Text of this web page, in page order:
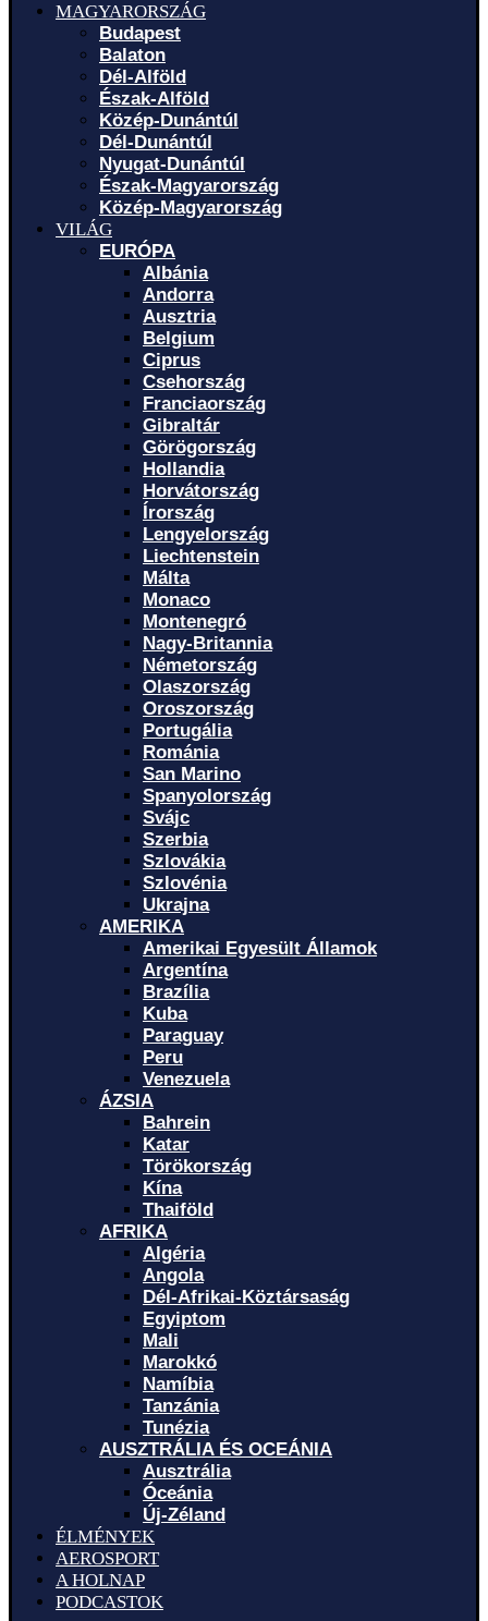
MAGYARORSZÁG
Budapest
Balaton
Dél-Alföld
Észak-Alföld
Közép-Dunántúl
Dél-Dunántúl
Nyugat-Dunántúl
Észak-Magyarország
Közép-Magyarország
VILÁG
EURÓPA
Albánia
Andorra
Ausztria
Belgium
Ciprus
Csehország
Franciaország
Gibraltár
Görögország
Hollandia
Horvátország
Írország
Lengyelország
Liechtenstein
Málta
Monaco
Montenegró
Nagy-Britannia
Németország
Olaszország
Oroszország
Portugália
Románia
San Marino
Spanyolország
Svájc
Szerbia
Szlovákia
Szlovénia
Ukrajna
AMERIKA
Amerikai Egyesült Államok
Argentína
Brazília
Kuba
Paraguay
Peru
Venezuela
ÁZSIA
Bahrein
Katar
Törökország
Kína
Thaiföld
AFRIKA
Algéria
Angola
Dél-Afrikai-Köztársaság
Egyiptom
Mali
Marokkó
Namíbia
Tanzánia
Tunézia
AUSZTRÁLIA ÉS OCEÁNIA
Ausztrália
Óceánia
Új-Zéland
ÉLMÉNYEK
AEROSPORT
A HOLNAP
PODCASTOK